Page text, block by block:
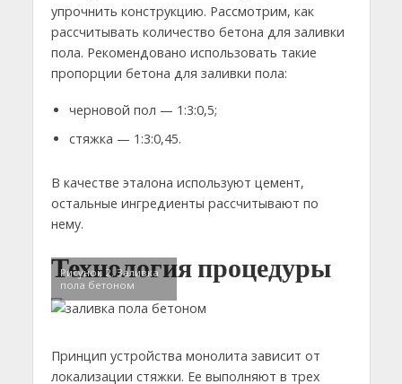
упрочнить конструкцию. Рассмотрим, как
рассчитывать количество бетона для заливки
пола. Рекомендовано использовать такие
пропорции бетона для заливки пола:
черновой пол — 1:3:0,5;
стяжка — 1:3:0,45.
В качестве эталона используют цемент,
остальные ингредиенты рассчитывают по
нему.
Технология процедуры
Рисунок 2. Заливка
пола бетоном
Принцип устройства монолита зависит от
локализации стяжки. Ее выполняют в трех